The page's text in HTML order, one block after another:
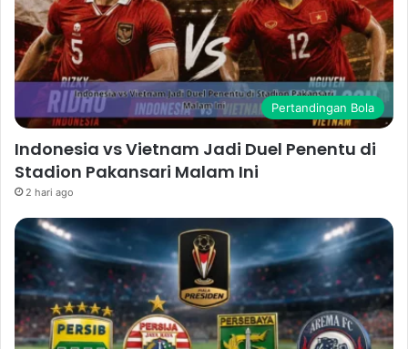
Pertandingan Bola
Indonesia vs Vietnam Jadi Duel Penentu di
Stadion Pakansari Malam Ini
2 hari ago